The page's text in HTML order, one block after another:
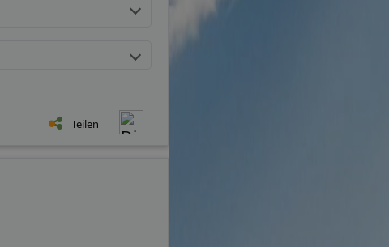
Teilen